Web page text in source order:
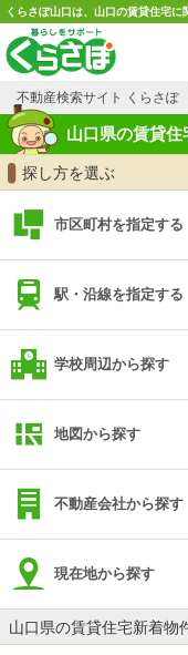
くらさぽ山口は、山口の賃貸住宅に
不動産検索サイト くらさぽ
山口県の賃貸住
探し方を選ぶ
市区町村を指定する
駅・沿線を指定する
学校周辺から探す
地図から探す
不動産会社から探す
現在地から探す
山口県の賃貸住宅新着物